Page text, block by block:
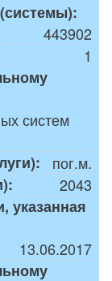
443902
1
систем
пог.м.
2043
указанная
13.06.2017